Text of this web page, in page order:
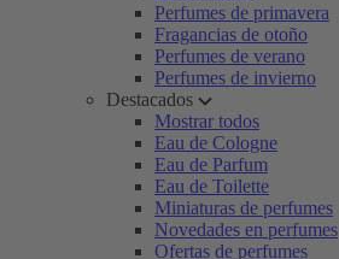
Perfumes de primavera
Fragancias de otoño
Perfumes de verano
Perfumes de invierno
Destacados
Mostrar todos
Eau de Cologne
Eau de Parfum
Eau de Toilette
Miniaturas de perfumes
Novedades en perfumes
Ofertas de perfumes